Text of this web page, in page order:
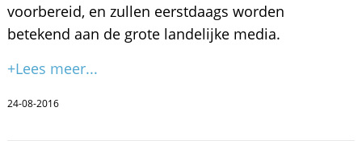
voorbereid, en zullen eerstdaags worden
betekend aan de grote landelijke media.
+Lees meer...
24-08-2016